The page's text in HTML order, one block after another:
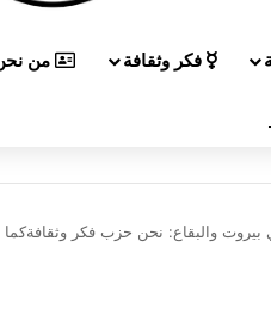
فكر وثقافة من
مهنئاً بمناسبة عيد الجيش
والبقاع: نحن حزب فكر